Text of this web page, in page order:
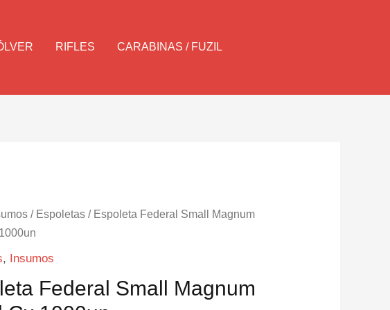
RIFLES CARABINAS / FUZIL
/ Espoletas/ Espoleta Federal Small Magnum
, Insumos
Federal Small Magnum